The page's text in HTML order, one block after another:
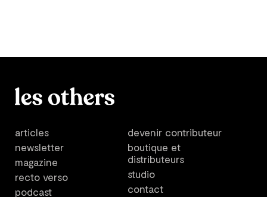
articles
newsletter
magazine
recto verso
podcast
devenir contributeur
boutique et
distributeurs
studio
contact